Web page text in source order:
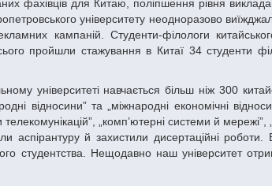
фахівців для Китаю, поліпшення рівня
університету неодноразово
кампаній. Студенти-філологи
пройшли стажування в Китаї 34 студенти
відносини” та „міжнародні економічні
телекомунікацій”, „комп’ютерні системи й
аспірантуру й захистили дисертаційні роботи.
студентства. Нещодавно наш університет